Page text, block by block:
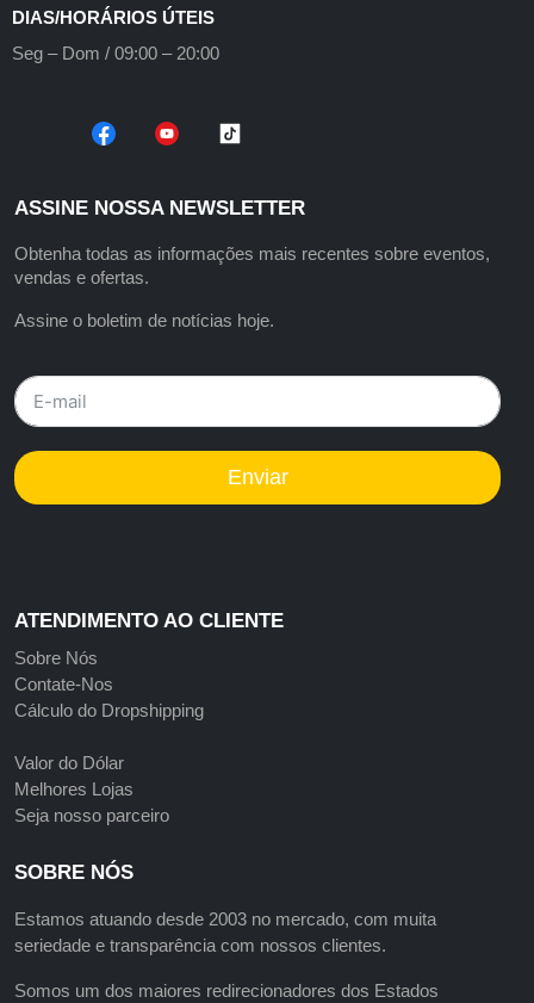
DIAS/HORÁRIOS ÚTEIS
Seg – Dom / 09:00 – 20:00
ASSINE NOSSA NEWSLETTER
Obtenha todas as informações mais recentes sobre eventos,
vendas e ofertas.
Assine o boletim de notícias hoje.
Enviar
ATENDIMENTO AO CLIENTE
Sobre Nós
Contate-Nos
Cálculo do Dropshipping
Valor do Dólar
Melhores Lojas
Seja nosso parceiro
SOBRE NÓS
Estamos atuando desde 2003 no mercado, com muita
seriedade e transparência com nossos clientes.
Somos um dos maiores redirecionadores dos Estados